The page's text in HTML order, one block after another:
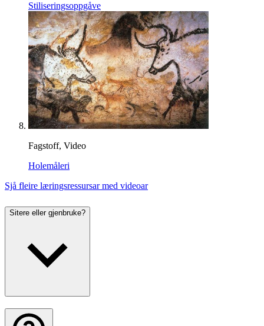
Stiliseringsoppgåve
Fagstoff, Video
Holemåleri
Sjå fleire læringsressursar med videoar
Sitere eller gjenbruke?